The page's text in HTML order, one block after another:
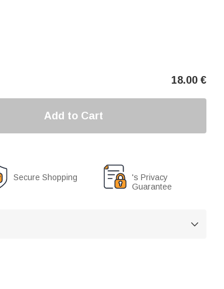
18.00 €
Add to Cart
Secure Shopping
's Privacy
Guarantee
